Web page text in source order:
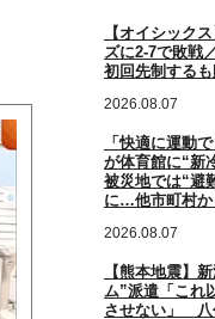
【オイシック
ズに2-7で敗戦
初回先制する
2026.08.07
「快適に運動
が体育館に“新
被災地では“避
に…他市町村か
2026.08.07
【熊本地震】
ム”派遣「これ
させない」 八